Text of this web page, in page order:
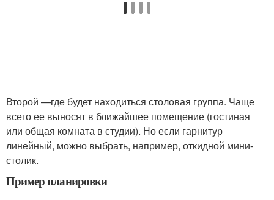
Второй —где будет находиться столовая группа. Чаще
всего ее выносят в ближайшее помещение (гостиная
или общая комната в студии). Но если гарнитур
линейный, можно выбрать, например, откидной мини-
столик.
Пример планировки